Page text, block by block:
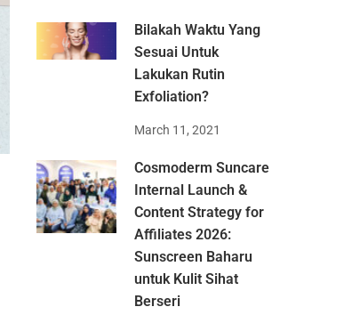
Bilakah Waktu Yang
Sesuai Untuk
Lakukan Rutin
Exfoliation?
March 11, 2021
Cosmoderm Suncare
Internal Launch &
Content Strategy for
Affiliates 2026:
Sunscreen Baharu
untuk Kulit Sihat
Berseri